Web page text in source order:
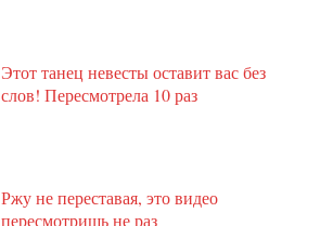
Этот танец невесты оставит вас без
слов! Пересмотрела 10 раз
Ржу не переставая, это видео
пересмотришь не раз